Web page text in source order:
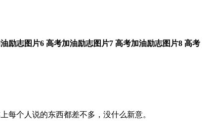
励志图片6 高考加油励志图片7 高考加油励志图片8 高考
每个人说的东西都差不多，没什么新意。